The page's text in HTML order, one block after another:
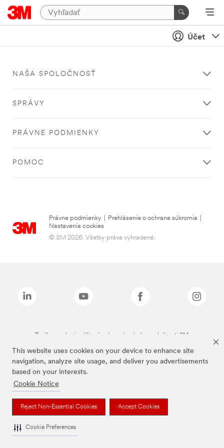
This website uses cookies on your device to enhance site
navigation, analyze site usage, and deliver you advertisements
based on your interests.
Cookie Notice
Reject Non-Essential Cookies Accept Cookies
Cookie Preferences
Účet
NAŠA SPOLOČNOSŤ
SPRÁVY
PRÁVNE PODMIENKY
POMOC
Právne podmienky Prehlásenie o ochrane súkromia
Nastavenia cookies
© 3M 2026. Všetky práva vyhradené.
Značky uvedené vyššie sú ochranné známky spoločnosti 3M.